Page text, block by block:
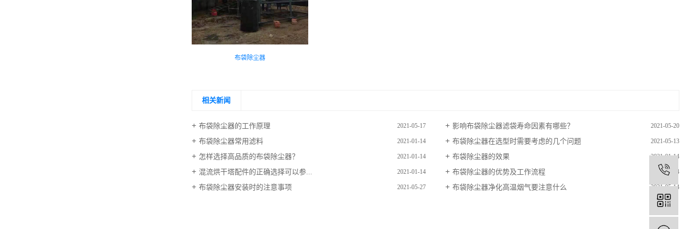
布袋除尘器
相关新闻
布袋除尘器的工作原理 2021-05-17 影响布袋除尘器滤袋寿命因素有哪些？ 2021-05-20
布袋除尘器常用滤料 2021-01-14 布袋除尘器在选型时需要考虑的几个问题 2021-05-13
怎样选择高品质的布袋除尘器？ 2021-01-14 布袋除尘器的效果 2021-01-14
混流烘干塔配件的正确选择可以参... 2021-01-14 布袋除尘器的优势及工作流程 2021-01-14
布袋除尘器安装时的注意事项 2021-05-27 布袋除尘器净化高温烟气要注意什么 2021-05-14